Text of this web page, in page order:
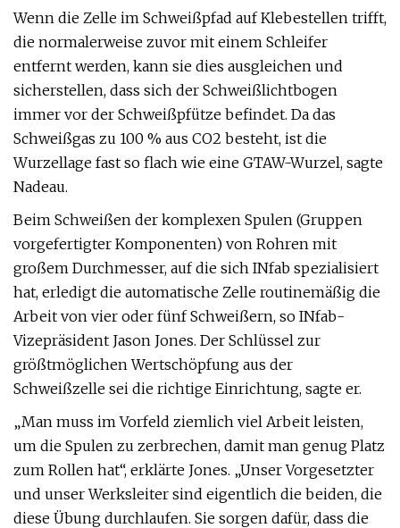
Wenn die Zelle im Schweißpfad auf Klebestellen trifft,
die normalerweise zuvor mit einem Schleifer
entfernt werden, kann sie dies ausgleichen und
sicherstellen, dass sich der Schweißlichtbogen
immer vor der Schweißpfütze befindet. Da das
Schweißgas zu 100 % aus CO2 besteht, ist die
Wurzellage fast so flach wie eine GTAW-Wurzel, sagte
Nadeau.
Beim Schweißen der komplexen Spulen (Gruppen
vorgefertigter Komponenten) von Rohren mit
großem Durchmesser, auf die sich INfab spezialisiert
hat, erledigt die automatische Zelle routinemäßig die
Arbeit von vier oder fünf Schweißern, so INfab-
Vizepräsident Jason Jones. Der Schlüssel zur
größtmöglichen Wertschöpfung aus der
Schweißzelle sei die richtige Einrichtung, sagte er.
„Man muss im Vorfeld ziemlich viel Arbeit leisten,
um die Spulen zu zerbrechen, damit man genug Platz
zum Rollen hat“, erklärte Jones. „Unser Vorgesetzter
und unser Werksleiter sind eigentlich die beiden, die
diese Übung durchlaufen. Sie sorgen dafür, dass die